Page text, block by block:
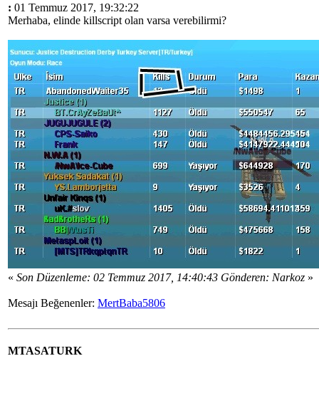
: 01 Temmuz 2017, 19:32:22
Merhaba, elinde killscript olan varsa verebilirmi?
« Son Düzenleme: 02 Temmuz 2017, 14:40:43 Gönderen: Narkoz »
Mesajı Beğenenler: MertBaba5806
MTASATURK